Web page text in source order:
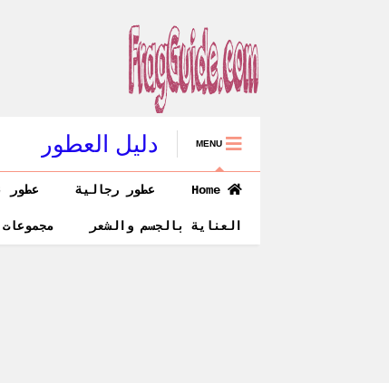
MENU دليل العطور
عطور رجالية عطور
العناية بالجسم والشعر مجموعات